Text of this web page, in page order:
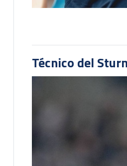
Técnico del